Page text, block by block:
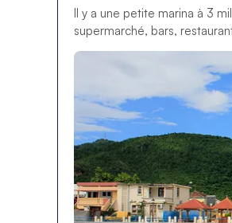
Il y a une petite marina à 3
supermarché, bars,